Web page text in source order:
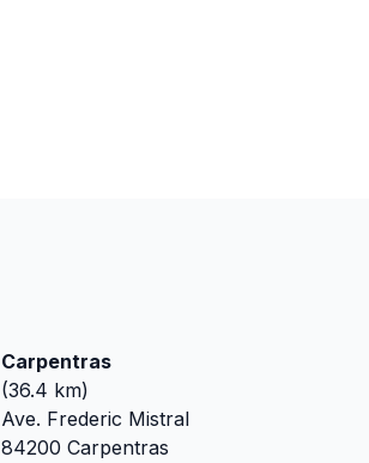
Carpentras
(36.4 km)
Ave. Frederic Mistral
84200 Carpentras